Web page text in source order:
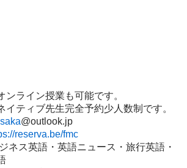
ンライン授業も可能です。
イティブ先生完全予約少人数制です。
@outlook.jp
reserva.be/fmc
ネス英語・英語ニュース・旅行英語・